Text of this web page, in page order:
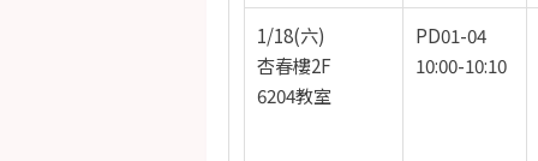
1/18(六)
杏春樓2F
6204教室
PD01-04
10:00-10:10